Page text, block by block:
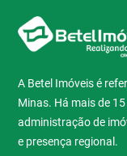
A Betel Imóveis é
Minas. Há mais de
administração de
e presença regional.